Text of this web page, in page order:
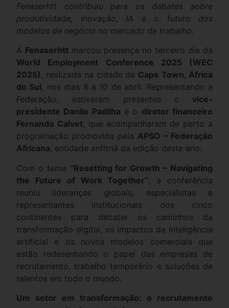
Fenaserhtt contribuiu para os debates sobre
produtividade, inovação, IA e o futuro dos
modelos de negócio no mercado de trabalho.
A Fenaserhtt marcou presença no terceiro dia da
World Employment Conference 2025 (WEC
2025) , realizada na cidade de Cape Town, África
do Sul, nos dias 8 a 10 de abril. Representando a
Federação, estiveram presentes o vice-
presidente Danilo Padilha e o diretor financeiro
Fernando Calvet, que acompanharam de perto a
programação promovida pela APSO – Federação
Africana, entidade anfitriã da edição deste ano.
Com o tema “Resetting for Growth – Navigating
the Future of Work Together” , a conferência
reuniu lideranças globais, especialistas e
representantes institucionais dos cinco
continentes para debater os caminhos da
transformação digital, os impactos da inteligência
artificial e os novos modelos comerciais que
estão redesenhando o papel das empresas de
recrutamento, trabalho temporário e soluções de
talentos em todo o mundo.
Um setor em transformação: o recrutamento